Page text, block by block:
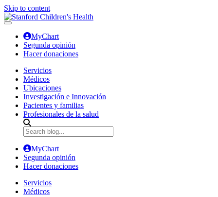
Skip to content
MyChart
Segunda opinión
Hacer donaciones
Servicios
Médicos
Ubicaciones
Investigación e Innovación
Pacientes y familias
Profesionales de la salud
MyChart
Segunda opinión
Hacer donaciones
Servicios
Médicos